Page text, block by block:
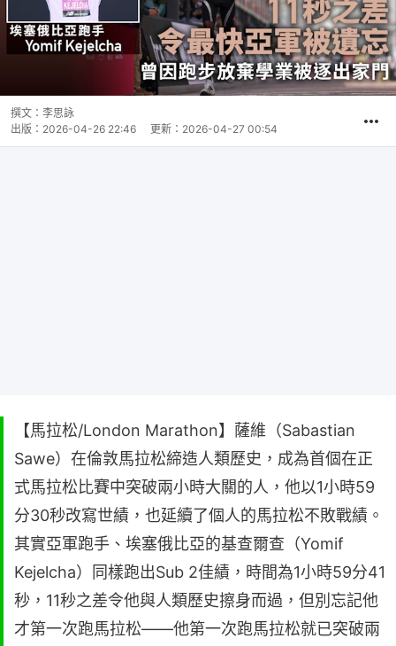
撰文： 李思詠
出版： 2026-04-26 22:46 更新： 2026-04-27 00:54
【馬拉松/London Marathon】薩維（Sabastian
Sawe）在倫敦馬拉松締造人類歷史，成為首個在正
式馬拉松比賽中突破兩小時大關的人，他以1小時59
分30秒改寫世績，也延續了個人的馬拉松不敗戰績。
其實亞軍跑手、埃塞俄比亞的基查爾查（Yomif
Kejelcha）同樣跑出Sub 2佳績，時間為1小時59分41
秒，11秒之差令他與人類歷史擦身而過，但別忘記他
才第一次跑馬拉松——他第一次跑馬拉松就已突破兩